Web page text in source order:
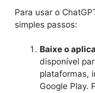
Para usar o
simples passos:
Baixe o
disponível
plataformas,
Google Play.